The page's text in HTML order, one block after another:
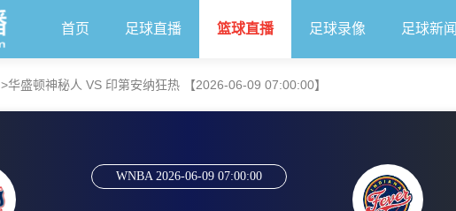
首页 足球直播 篮球直播 足球录像 足球新闻
>华盛顿神秘人 VS 印第安纳狂热 【2026-06-09 07:00:00】
WNBA 2026-06-09 07:00:00